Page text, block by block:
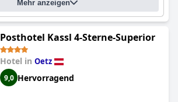
Mehr anzeigen
Posthotel Kassl 4-Sterne-Superior
Hotel in Oetz
9,0 Hervorragend